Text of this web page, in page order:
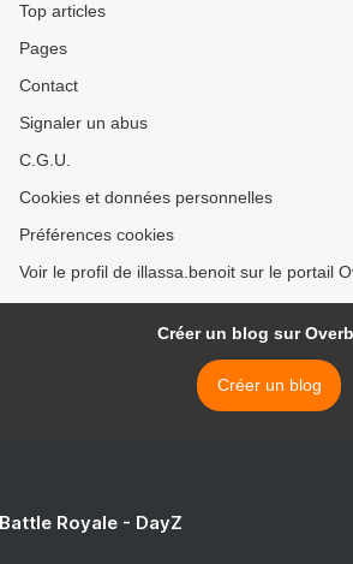
Top articles
Pages
Contact
Signaler un abus
C.G.U.
Cookies et données personnelles
Préférences cookies
Voir le profil de illassa.benoit sur le portail
Créer un blog sur
Créer un blog
Royale - DayZ